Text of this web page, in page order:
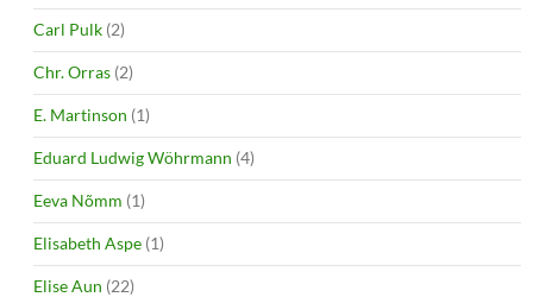
Carl Pulk (2)
Chr. Orras (2)
E. Martinson (1)
Eduard Ludwig Wöhrmann (4)
Eeva Nõmm (1)
Elisabeth Aspe (1)
Elise Aun (22)